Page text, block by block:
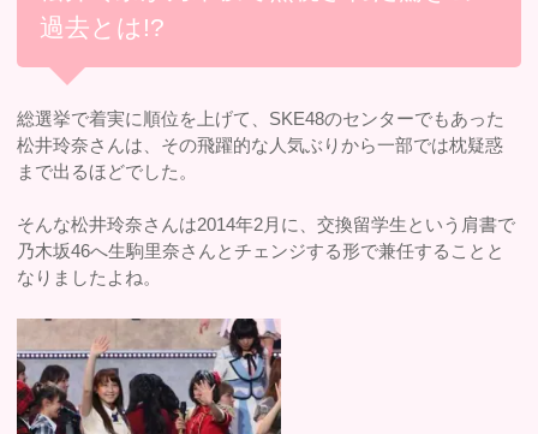
過去とは!?
総選挙で着実に順位を上げて、SKE48のセンターでもあった
松井玲奈さんは、その飛躍的な人気ぶりから一部では枕疑惑
まで出るほどでした。
そんな松井玲奈さんは2014年2月に、交換留学生という肩書で
乃木坂46へ生駒里奈さんとチェンジする形で兼任することと
なりましたよね。